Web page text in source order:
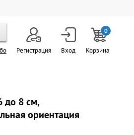
Регистрация Вход
0
Корзина
до 8 см,
ориентация